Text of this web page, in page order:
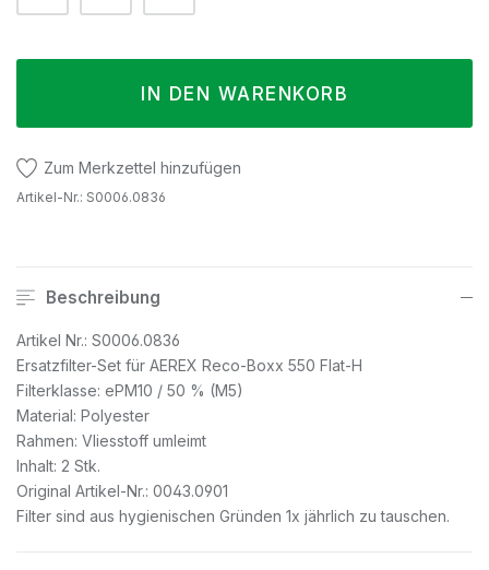
IN DEN WARENKORB
Zum Merkzettel hinzufügen
Artikel-Nr.: S0006.0836
Beschreibung
Artikel Nr.: S0006.0836
Ersatzfilter-Set für AEREX Reco-Boxx 550 Flat-H
Filterklasse: ePM10 / 50 % (M5)
Material: Polyester
Rahmen: Vliesstoff umleimt
Inhalt: 2 Stk.
Original Artikel-Nr.: 0043.0901
Filter sind aus hygienischen Gründen 1x jährlich zu tauschen.